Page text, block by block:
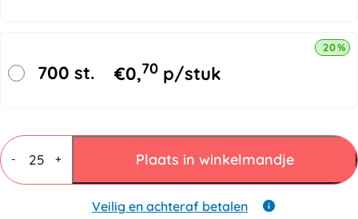
700 st. €0,70 p/stuk
20%
-
Ronde
verzendkokers
495x50mm
aantal
+ Plaats in winkelmandje
Veilig en achteraf betalen